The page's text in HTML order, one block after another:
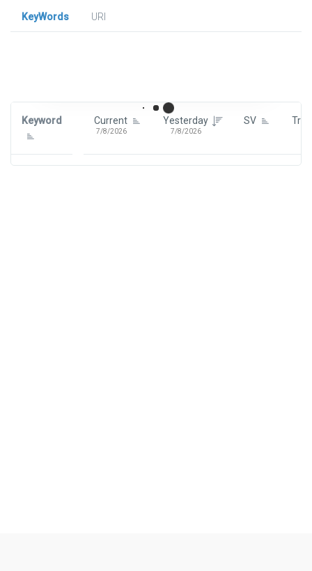
KeyWords
URl
Keyword Current
7/8/2026
Yesterday
7/8/2026
SV